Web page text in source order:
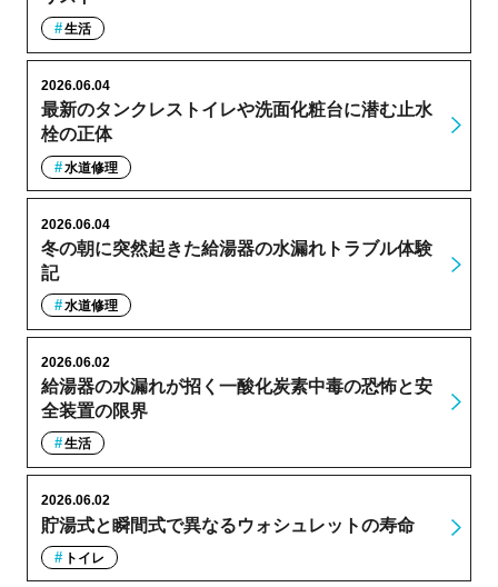
生活
最新のタンクレストイレや洗面化粧台に潜む止水
栓の正体
2026.06.04
水道修理
冬の朝に突然起きた給湯器の水漏れトラブル体験
記
2026.06.04
水道修理
給湯器の水漏れが招く一酸化炭素中毒の恐怖と安
全装置の限界
2026.06.02
生活
貯湯式と瞬間式で異なるウォシュレットの寿命
2026.06.02
トイレ